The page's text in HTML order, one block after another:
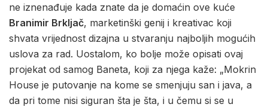
ne iznenađuje kada znate da je domaćin ove kuće
Branimir Brkljač, marketinški genij i kreativac koji
shvata vrijednost dizajna u stvaranju najboljih mogućih
uslova za rad. Uostalom, ko bolje može opisati ovaj
projekat od samog Baneta, koji za njega kaže: „Mokrin
House je putovanje na kome se smenjuju san i java, a
da pri tome nisi siguran šta je šta, i u čemu si se u